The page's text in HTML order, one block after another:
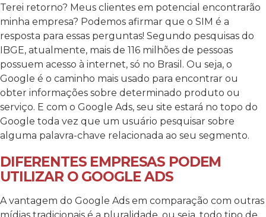
Terei retorno? Meus clientes em potencial encontrarão
minha empresa? Podemos afirmar que o SIM é a
resposta para essas perguntas! Segundo pesquisas do
IBGE, atualmente, mais de 116 milhões de pessoas
possuem acesso à internet, só no Brasil. Ou seja, o
Google é o caminho mais usado para encontrar ou
obter informações sobre determinado produto ou
serviço. E com o Google Ads, seu site estará no topo do
Google toda vez que um usuário pesquisar sobre
alguma palavra-chave relacionada ao seu segmento.
DIFERENTES EMPRESAS PODEM
UTILIZAR O GOOGLE ADS
A vantagem do Google Ads em comparação com outras